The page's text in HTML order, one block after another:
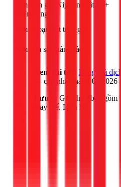
Sơn trọn gói Nippon (vật tư +
nhân công)
Sơn ngoại thất trọn gói
Sơn cửa sắt, hàng rào
Xem chi tiết:
Bảng giá
— cập nhật tháng 03/2026
Lưu ý:
Giá chưa bao gồm
thay thế. Liên hệ